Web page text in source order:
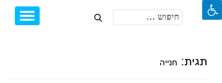
חיפוש:
תגית: חנייה